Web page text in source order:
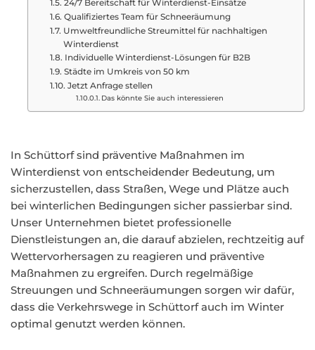
24/7 Bereitschaft für Winterdienst-Einsätze
Qualifiziertes Team für Schneeräumung
Umweltfreundliche Streumittel für nachhaltigen
Winterdienst
Individuelle Winterdienst-Lösungen für B2B
Städte im Umkreis von 50 km
Jetzt Anfrage stellen
Das könnte Sie auch interessieren
In Schüttorf sind präventive Maßnahmen im
Winterdienst von entscheidender Bedeutung, um
sicherzustellen, dass Straßen, Wege und Plätze auch
bei winterlichen Bedingungen sicher passierbar sind.
Unser Unternehmen bietet professionelle
Dienstleistungen an, die darauf abzielen, rechtzeitig auf
Wettervorhersagen zu reagieren und präventive
Maßnahmen zu ergreifen. Durch regelmäßige
Streuungen und Schneeräumungen sorgen wir dafür,
dass die Verkehrswege in Schüttorf auch im Winter
optimal genutzt werden können.